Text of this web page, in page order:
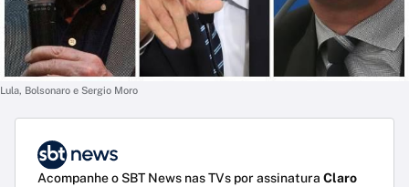
Lula, Bolsonaro e Sergio Moro
Acompanhe o SBT News nas TVs por assinatura Claro